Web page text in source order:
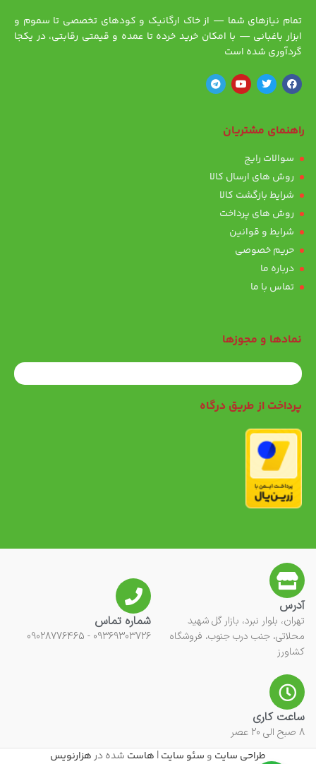
تمام نیازهای شما — از خاک ارگانیک و کودهای تخصصی تا سموم و
ابزار باغبانی — با امکان خرید خرده تا عمده و قیمتی رقابتی، در یکجا
گردآوری شده است
راهنمای مشتریان
سوالات رایج
روش های ارسال کالا
شرایط بازگشت کالا
روش های پرداخت
شرایط و قوانین
حریم خصوصی
درباره ما
تماس با ما
نمادها و مجوزها
پرداخت از طریق درگاه
آدرس
تهران، بلوار نبرد، بازار گل شهید
محلاتی، جنب درب جنوب، فروشگاه
کشاورز
شماره تماس
09369303726 - 09028776465
ساعت کاری
8 صبح الی 20 عصر
طراحی سایت و سئو سایت| هاست شده درهزارنویس